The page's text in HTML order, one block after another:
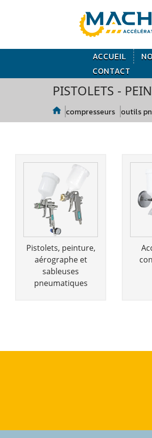
ACCUEIL
CONTACT
PISTOLETS -
compresseurs outils
Pistolets, peinture,
aérographe et
sableuses
pneumatiques